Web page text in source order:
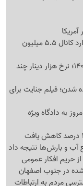
رکوردشکنی تاریخی بورس؛ شاخص کل وارد کانال 5.5 میلیون
قیمت دینار عراق امروز شنبه 17 مرداد 1405؛ نرخ هزار دینار چند
فیلم جنایت برای
به دادگاه ویژه
آب و بارش‌ها نتیجه داد
حریم افکار عمومی
در جنوب اصفهان
مردم به ارتباطات